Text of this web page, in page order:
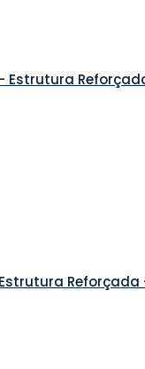
Estrutura